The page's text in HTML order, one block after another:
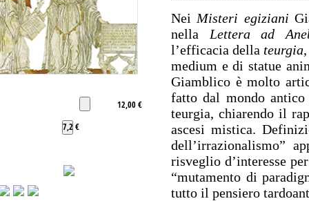
12,00 €
7,2 €
Nei Misteri egiziani
nella Lettera ad
l’efficacia della teurgia
medium e di statue
Giamblico è molto
fatto dal mondo
teurgia, chiarendo il
ascesi mistica.
dell’irrazionalismo”
risveglio d’interesse
“mutamento di
tutto il pensiero